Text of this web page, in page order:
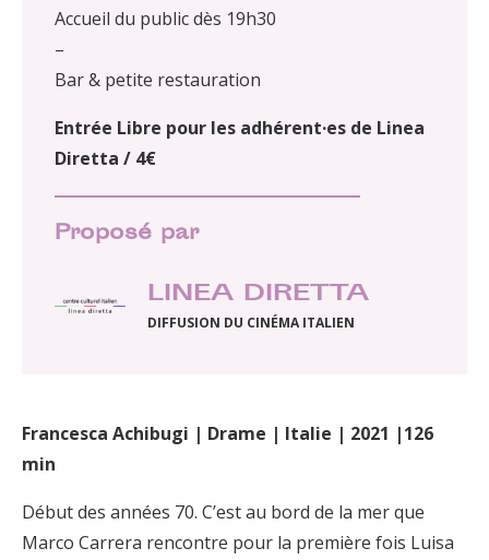
Accueil du public dès 19h30
–
Bar & petite restauration
Entrée Libre pour les adhérent·es de Linea
Diretta / 4€
Proposé par
LINEA DIRETTA
DIFFUSION DU CINÉMA ITALIEN
Francesca Achibugi | Drame | Italie | 2021 |126
min
Début des années 70. C’est au bord de la mer que
Marco Carrera rencontre pour la première fois Luisa